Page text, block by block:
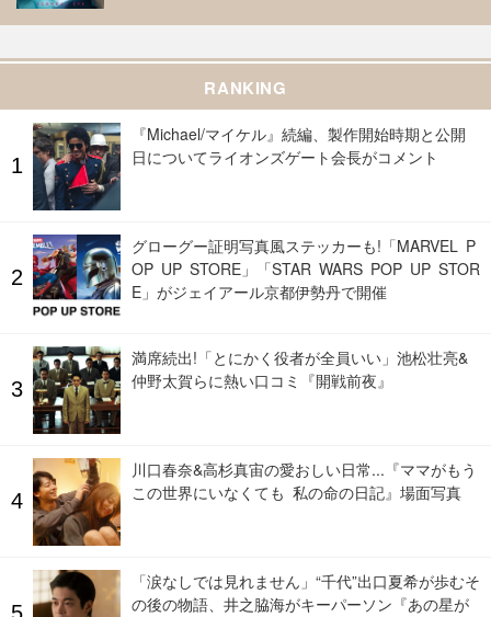
RANKING
『Michael/マイケル』続編、製作開始時期と公開
日についてライオンズゲート会長がコメント
グローグー証明写真風ステッカーも!「MARVEL P
OP UP STORE」「STAR WARS POP UP STOR
E」がジェイアール京都伊勢丹で開催
満席続出!「とにかく役者が全員いい」池松壮亮&
仲野太賀らに熱い口コミ『開戦前夜』
川口春奈&高杉真宙の愛おしい日常...『ママがもう
この世界にいなくても 私の命の日記』場面写真
「涙なしでは見れません」“千代”出口夏希が歩むそ
の後の物語、井之脇海がキーパーソン『あの星が